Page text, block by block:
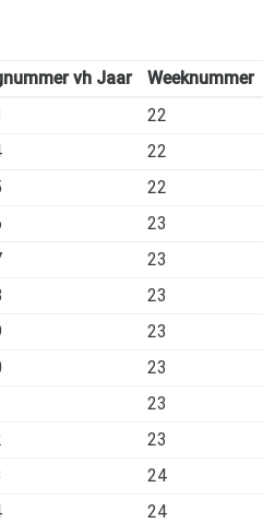
vh Jaar
Weeknummer
22
22
22
23
23
23
23
23
23
23
24
24